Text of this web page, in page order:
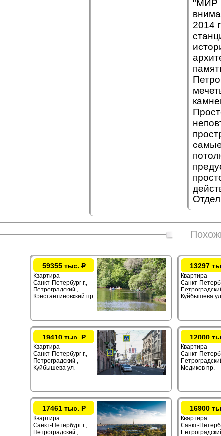
"МИР
2014
59355 тыс.Р
Квартира
Санкт-Петербург г.,
Петроградский ,
Константиновский пр.
13297
Квартира
Санкт-
Куйбышева
19410 тыс.Р
Квартира
Санкт-Петербург г.,
Петроградский ,
Куйбышева ул.
12000
Квартира
Санкт-
Медиков пр.
17461 тыс.Р
Квартира
Санкт-Петербург г.,
Петроградский ,
16900
Квартира
Санкт-